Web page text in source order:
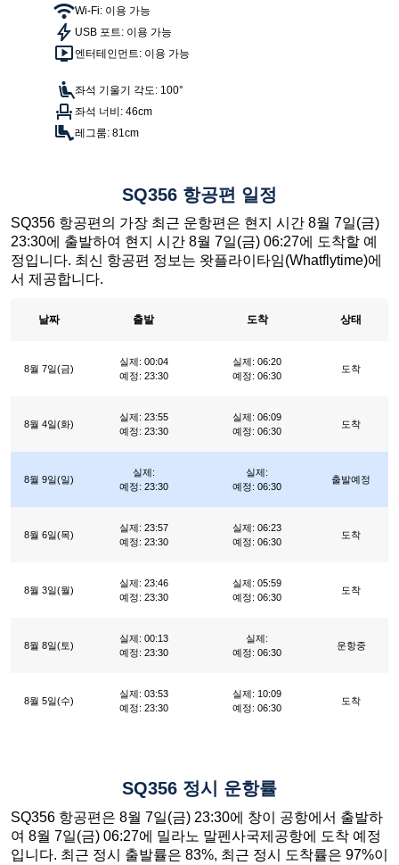
Wi-Fi: 이용 가능
USB 포트: 이용 가능
엔터테인먼트: 이용 가능
좌석 기울기 각도: 100°
좌석 너비: 46cm
레그룸: 81cm
SQ356 항공편 일정
SQ356 항공편의 가장 최근 운항편은 현지 시간 8월 7일(금)
23:30에 출발하여 현지 시간 8월 7일(금) 06:27에 도착할 예
정입니다. 최신 항공편 정보는 왓플라이타임(Whatflytime)에
서 제공합니다.
날짜 출발 도착 상태
8월 7일(금)
실제: 00:04
예정: 23:30
실제: 06:20
예정: 06:30
도착
8월 4일(화)
실제: 23:55
예정: 23:30
실제: 06:09
예정: 06:30
도착
8월 9일(일)
실제:
예정: 23:30
실제:
예정: 06:30
출발예정
8월 6일(목)
실제: 23:57
예정: 23:30
실제: 06:23
예정: 06:30
도착
8월 3일(월)
실제: 23:46
예정: 23:30
실제: 05:59
예정: 06:30
도착
8월 8일(토)
실제: 00:13
예정: 23:30
실제:
예정: 06:30
운항중
8월 5일(수)
실제: 03:53
예정: 23:30
실제: 10:09
예정: 06:30
도착
SQ356 정시 운항률
SQ356 항공편은 8월 7일(금) 23:30에 창이 공항에서 출발하
여 8월 7일(금) 06:27에 밀라노 말펜사국제공항에 도착 예정
입니다. 최근 정시 출발률은 83%, 최근 정시 도착률은 97%이